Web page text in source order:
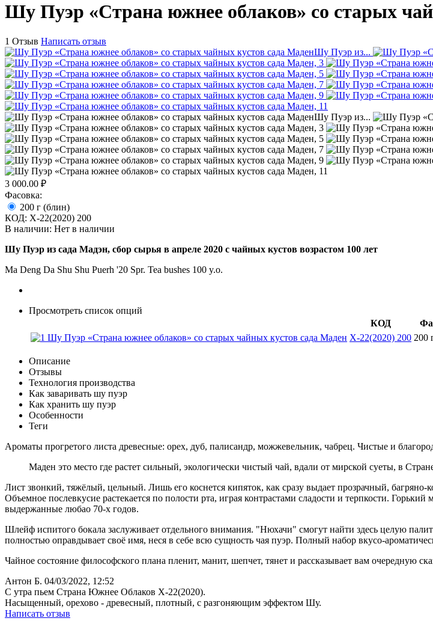
Шу Пуэр «Страна южнее облаков» со старых
1 Отзыв Написать отзыв
3 000.00 ₽
Фасовка:
200 г (блин)
КОД: X-22(2020) 200
В наличии: Нет в наличии
Шу Пуэр из сада Мадэн, сбор сырья в апреле 2020 с чайных кустов возрастом 100 лет
Ma Deng Da Shu Shu Puerh '20 Spr. Tea bushes 100 y.o.
Просмотреть список опций
КОД
X-22(2020) 200 200
Описание
Отзывы
Технология производства
Как заваривать шу пуэр
Как хранить шу пуэр
Особенности
Теги
Ароматы прогретого листа древесные: орех, дуб, палисандр, можжевельник, чабрец. Чистые и
Маден это место где растет сильный, экологически чистый чай, вдали от мирской суеты, в
Лист звонкий, тяжёлый, цельный. Лишь его коснется кипяток, как сразу выдает прозрачный,
Объемное послевкусие растекается по полости рта, играя контрастами сладости и терпкости.
выдержанные любао 70-х годов.
Шлейф испитого бокала заслуживает отдельного внимания. "Нюхачи" смогут найти здесь целую
полностью оправдывает своё имя, неся в себе всю сущность чая пуэр. Полный набор вкусо-
Чайное состояние философского плана пленит, манит, шепчет, тянет и рассказывает вам очередную
Антон Б. 04/03/2022, 12:52
С утра пьем Страна Южнее Облаков X-22(2020).
Насыщенный, орехово - древесный, плотный, с разгоняющим эффектом Шу.
Написать отзыв